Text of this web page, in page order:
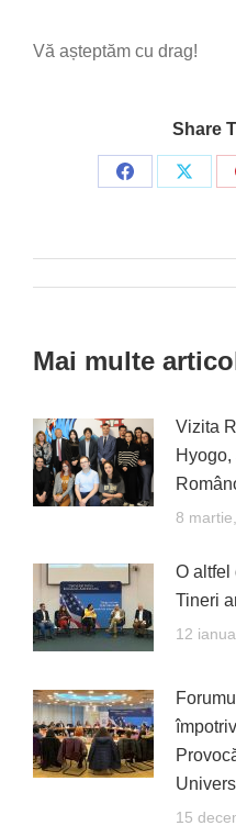
Vă așteptăm cu drag!
Share
Share
Share
Post
Mai multe
Vizita
8
O altfel
Tineri
12
15